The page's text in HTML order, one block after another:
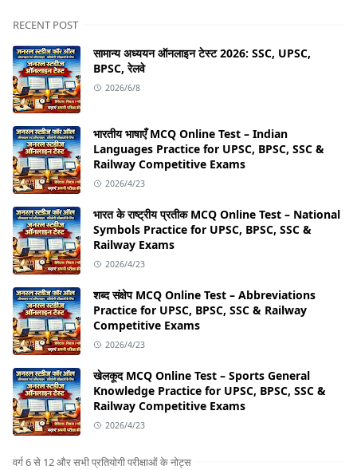
RECENT POST
सामान्य अध्ययन ऑनलाइन टेस्ट 2026: SSC, UPSC,
BPSC, रेलवे
2026/6/8
भारतीय भाषाएँ MCQ Online Test – Indian
Languages Practice for UPSC, BPSC, SSC &
Railway Competitive Exams
2026/4/23
भारत के राष्ट्रीय प्रतीक MCQ Online Test – National
Symbols Practice for UPSC, BPSC, SSC &
Railway Exams
2026/4/23
शब्द संक्षेप MCQ Online Test – Abbreviations
Practice for UPSC, BPSC, SSC & Railway
Competitive Exams
2026/4/23
खेलकूद MCQ Online Test – Sports General
Knowledge Practice for UPSC, BPSC, SSC &
Railway Competitive Exams
2026/4/23
वर्ग 6 से 12 और सभी प्रतियोगी परीक्षाओं के नोट्स